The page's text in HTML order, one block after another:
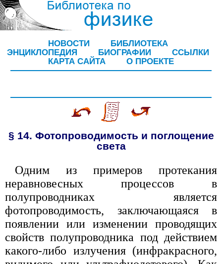
НОВОСТИ
БИБЛИОТЕКА
ЭНЦИКЛОПЕДИЯ
БИОГРАФИИ
ССЫЛКИ
КАРТА САЙТА
О ПРОЕКТЕ
§ 14. Фотопроводимость и поглощение
света
Одним из примеров протекания
неравновесных процессов в
полупроводниках является
фотопроводимость, заключающаяся в
появлении или изменении проводящих
свойств полупроводника под действием
какого-либо излучения (инфракрасного,